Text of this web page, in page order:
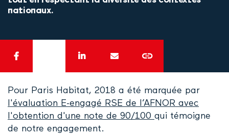
nationaux.
Pour Paris Habitat, 2018 a été marquée par
l'évaluation E-engagé RSE de l’AFNOR avec
l'obtention d'une note de 90/100 qui témoigne
de notre engagement.